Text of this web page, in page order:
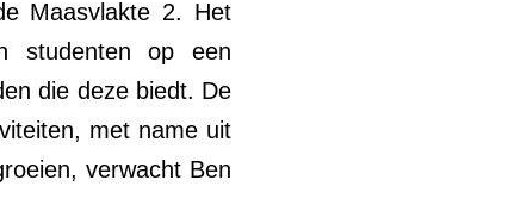
Maasvlakte 2. Het
studenten op een
die deze biedt. De
met name uit
verwacht Ben